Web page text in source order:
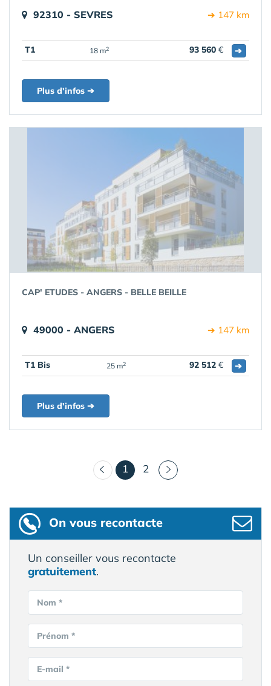
92310 - SEVRES ➔ 147 km
T1 18 m2 93 560 € ➔
Plus d'infos ➔
CAP' ETUDES - ANGERS - BELLE BEILLE
49000 - ANGERS ➔ 147 km
T1 Bis 25 m2 92 512 € ➔
Plus d'infos ➔
1 (courant)
2
On vous recontacte
Un conseiller vous recontacte
gratuitement.
Nom *
Prénom *
E-mail *